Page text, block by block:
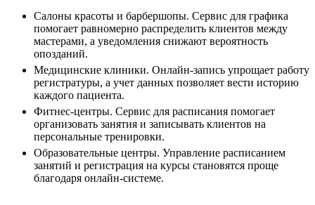
Салоны красоты и барбершопы. Сервис для графика
помогает равномерно распределить клиентов между
мастерами, а уведомления снижают вероятность
опозданий.
Медицинские клиники. Онлайн-запись упрощает работу
регистратуры, а учет данных позволяет вести историю
каждого пациента.
Фитнес-центры. Сервис для расписания помогает
организовать занятия и записывать клиентов на
персональные тренировки.
Образовательные центры. Управление расписанием
занятий и регистрация на курсы становятся проще
благодаря онлайн-системе.